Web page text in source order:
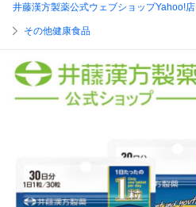
井藤漢方製薬公式ウェブショップYahoo!店
その他健康食品